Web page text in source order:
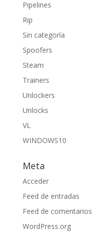
Pipelines
Rip
Sin categoría
Spoofers
Steam
Trainers
Unlockers
Unlocks
VL
WINDOWS10
Meta
Acceder
Feed de entradas
Feed de comentarios
WordPress.org